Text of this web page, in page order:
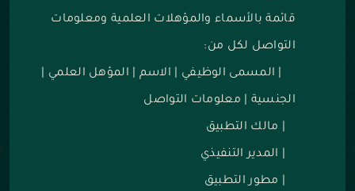
قائمة بالأسماء والمؤهلات العلمية ومعلومات
التواصل لكل من:
المسمى الوظيفي الاسم المؤهل العلمي
الجنسية معلومات التواصل
مالك التطبيق
المدير التنفيذي
مطور التطبيق